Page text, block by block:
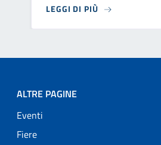
LEGGI DI PIÙ
ALTRE PAGINE
Eventi
Fiere